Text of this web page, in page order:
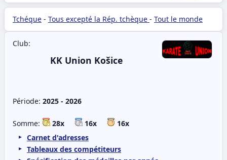
Tchéque - Tous excepté la Rép. tchèque - Tout le monde
Club:
KK Union Košice
Période: 2025 - 2026
Somme: 28x 16x
16x
Carnet d'adresses
Tableaux des compétiteurs